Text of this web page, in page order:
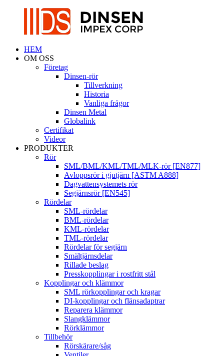
HEM
OM OSS
Företag
Dinsen-rör
Tillverkning
Historia
Vanliga frågor
Dinsen Metal
Globalink
Certifikat
Videor
PRODUKTER
Rör
SML/BML/KML/TML/MLK-rör [EN877]
Avloppsrör i gjutjärn [ASTM A888]
Dagvattensystemets rör
Segjärnsrör [EN545]
Rördelar
SML-rördelar
BML-rördelar
KML-rördelar
TML-rördelar
Rördelar för segjärn
Smältjärnsdelar
Rillade beslag
Presskopplingar i rostfritt stål
Kopplingar och klämmor
SML rörkopplingar och kragar
DI-kopplingar och flänsadaptrar
Reparera klämmor
Slangklämmor
Rörklämmor
Tillbehör
Rörskärare/såg